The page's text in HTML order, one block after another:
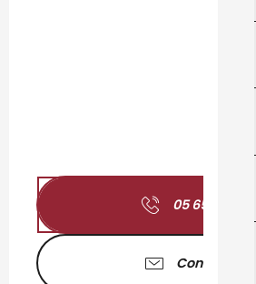
05 65 41 30
Contáctenos